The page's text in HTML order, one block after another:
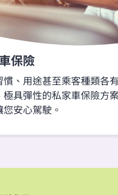
保險
慣、用途甚至乘客種類各
極具彈性的私家車保險方
您安心駕駛。